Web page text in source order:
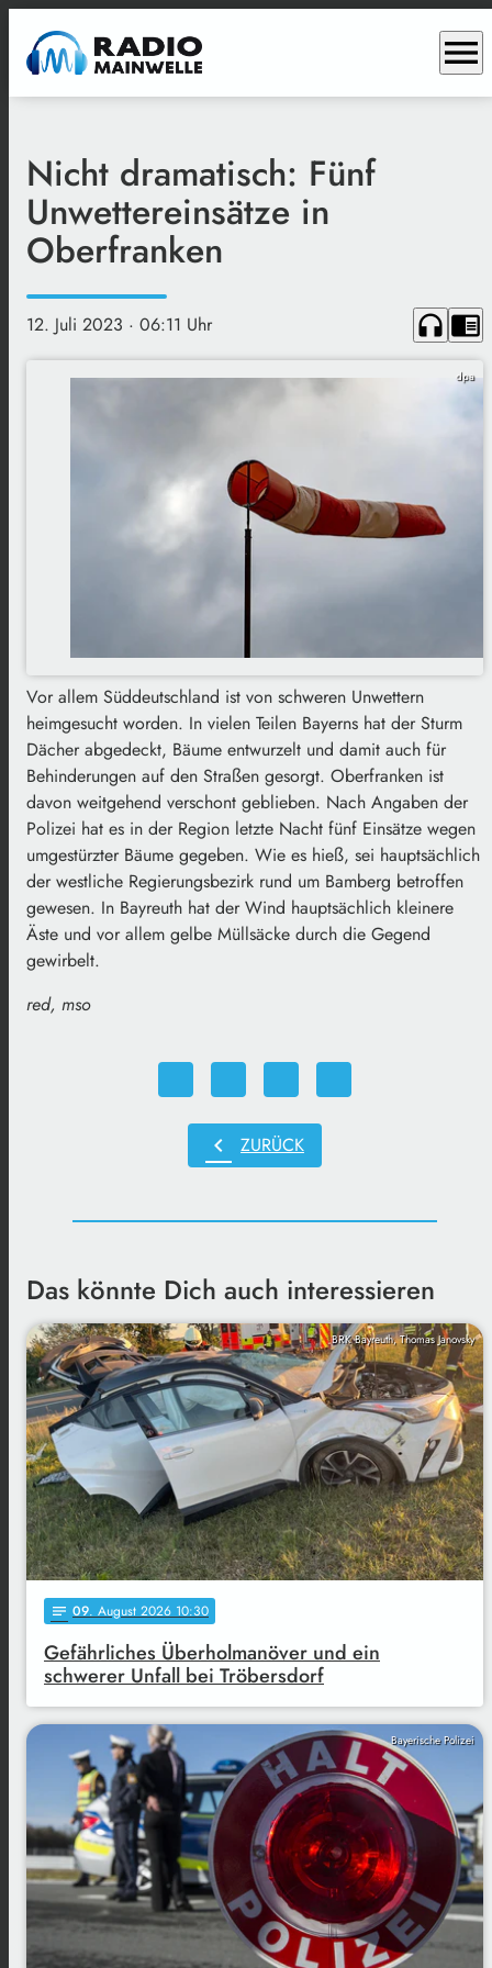
menu
Nicht dramatisch: Fünf
Unwettereinsätze in
Oberfranken
12. Juli 2023 · 06:11 Uhr headphones chrome_reader_mode
dpa
Vor allem Süddeutschland ist von schweren Unwettern
heimgesucht worden. In vielen Teilen Bayerns hat der Sturm
Dächer abgedeckt, Bäume entwurzelt und damit auch für
Behinderungen auf den Straßen gesorgt. Oberfranken ist
davon weitgehend verschont geblieben. Nach Angaben der
Polizei hat es in der Region letzte Nacht fünf Einsätze wegen
umgestürzter Bäume gegeben. Wie es hieß, sei hauptsächlich
der westliche Regierungsbezirk rund um Bamberg betroffen
gewesen. In Bayreuth hat der Wind hauptsächlich kleinere
Äste und vor allem gelbe Müllsäcke durch die Gegend
gewirbelt.
red, mso
chevron_left ZURÜCK
Das könnte Dich auch interessieren
BRK Bayreuth, Thomas Janovsky
notes 09. August 2026 10:30
Gefährliches Überholmanöver und ein
schwerer Unfall bei Tröbersdorf
Bayerische Polizei